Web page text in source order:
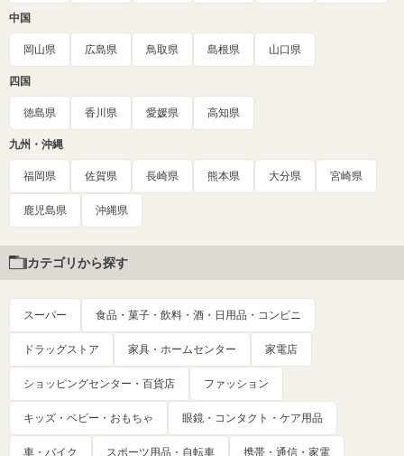
中国
岡山県 広島県 鳥取県 島根県 山口県
四国
徳島県 香川県 愛媛県 高知県
九州・沖縄
福岡県 佐賀県 長崎県 熊本県 大分県 宮崎県
鹿児島県 沖縄県
カテゴリから探す
スーパー 食品・菓子・飲料・酒・日用品・コンビニ
ドラッグストア 家具・ホームセンター 家電店
ショッピングセンター・百貨店 ファッション
キッズ・ベビー・おもちゃ 眼鏡・コンタクト・ケア用品
車・バイク スポーツ用品・自転車 携帯・通信・家電